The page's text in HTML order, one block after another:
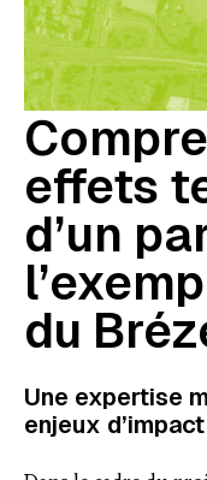
effets
d’un
du
Une expertise
enjeux